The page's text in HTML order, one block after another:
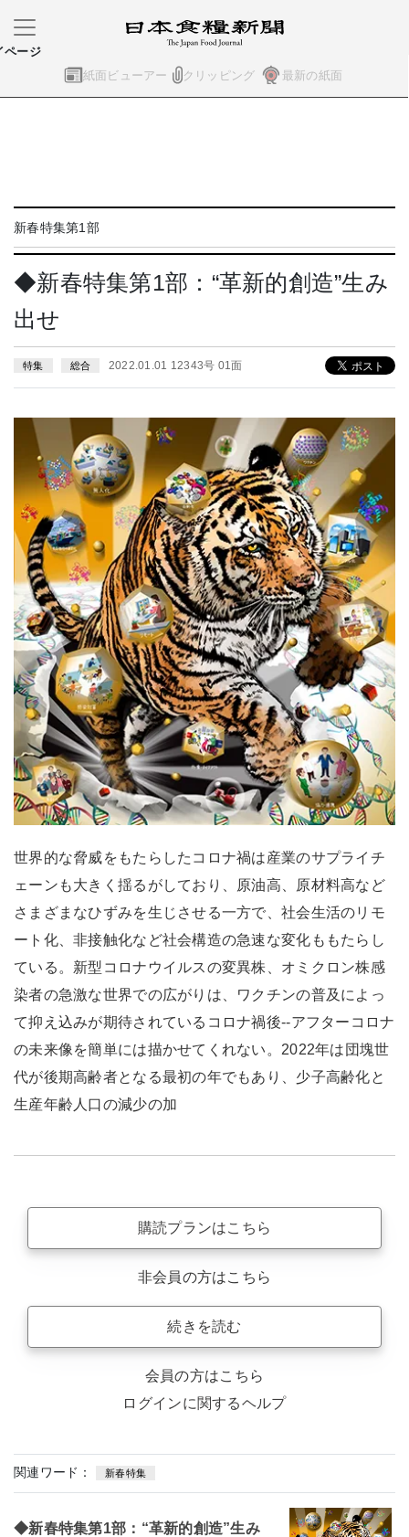
紙面ビューアー クリッピング 最新の紙面
ページ
新春特集第1部
◆新春特集第1部：“革新的創造”生み
出せ
特集 総合 2022.01.01 12343号 01面
世界的な脅威をもたらしたコロナ禍は産業のサプライチ
ェーンも大きく揺るがしており、原油高、原材料高など
さまざまなひずみを生じさせる一方で、社会生活のリモ
ート化、非接触化など社会構造の急速な変化ももたらし
ている。新型コロナウイルスの変異株、オミクロン株感
染者の急激な世界での広がりは、ワクチンの普及によっ
て抑え込みが期待されているコロナ禍後--アフターコロナ
の未来像を簡単には描かせてくれない。2022年は団塊世
代が後期高齢者となる最初の年でもあり、少子高齢化と
生産年齢人口の減少の加
購読プランはこちら
非会員の方はこちら
続きを読む
会員の方はこちら
ログインに関するヘルプ
関連ワード： 新春特集
◆新春特集第1部：“革新的創造”生み